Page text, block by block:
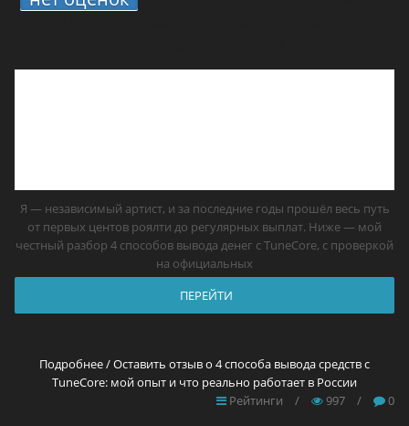
Я — независимый артист, и за последние годы прошёл весь путь
от первых центов роялти до регулярных выплат. Ниже — мой
честный разбор 4 способов вывода денег с TuneCore, с проверкой
на официальных
ПЕРЕЙТИ
Подробнее / Оставить отзыв о 4 способа вывода средств с
TuneCore: мой опыт и что реально работает в России
Рейтинги
/ 997 / 0